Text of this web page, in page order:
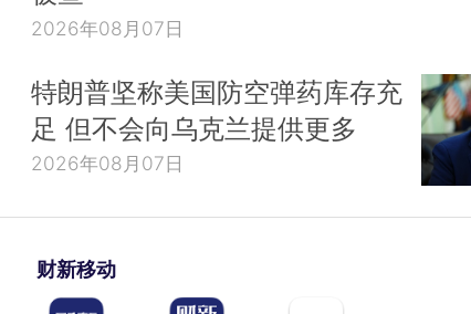
2026年08月07日
特朗普坚称美国防空弹药库存充
足 但不会向乌克兰提供更多
2026年08月07日
财新移动